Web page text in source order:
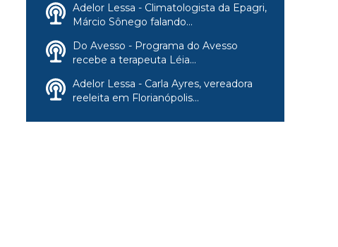
Adelor Lessa - Climatologista da Epagri,
Márcio Sônego falando...
Do Avesso - Programa do Avesso
recebe a terapeuta Léia...
Adelor Lessa - Carla Ayres, vereadora
reeleita em Florianópolis...